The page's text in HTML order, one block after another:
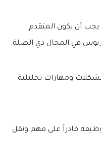
أن يكون المتقدم
في المجال ذي الصلة.
ومهارات تحليلية
قادراً على فهم ونقل